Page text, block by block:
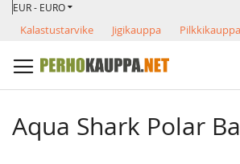
Skip
Content
VALUUTTA
EUR - EURO
Kalastustarvike Jigikauppa Pilkkikauppa
Aqua Shark Polar